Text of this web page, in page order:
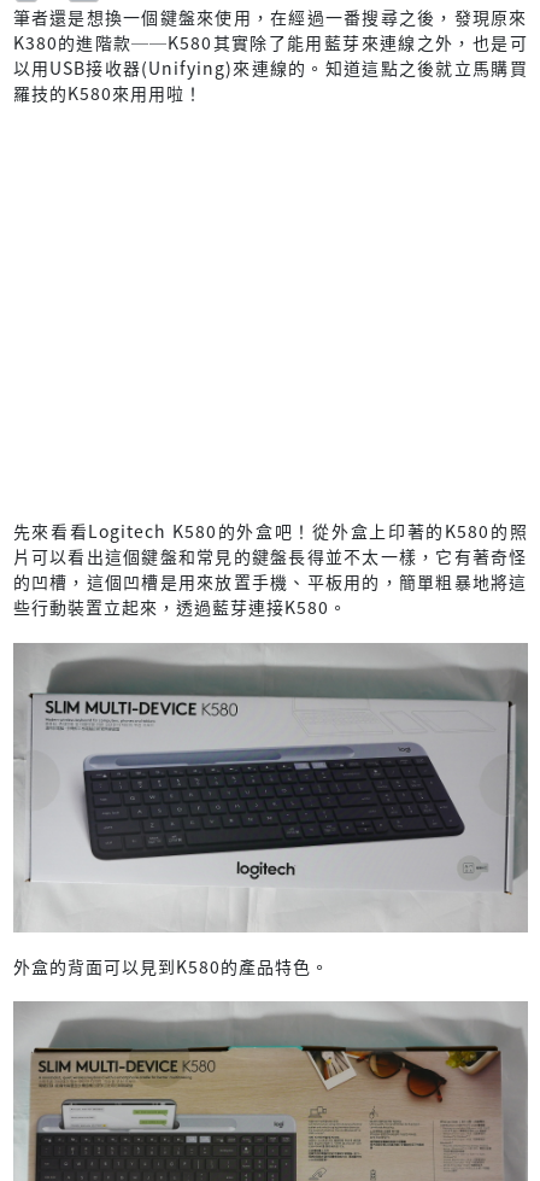
筆者還是想換一個鍵盤來使用，在經過一番搜尋之後，發現原來
K380的進階款──K580其實除了能用藍芽來連線之外，也是可
以用USB接收器(Unifying)來連線的。知道這點之後就立馬購買
羅技的K580來用用啦！
先來看看Logitech K580的外盒吧！從外盒上印著的K580的照
片可以看出這個鍵盤和常見的鍵盤長得並不太一樣，它有著奇怪
的凹槽，這個凹槽是用來放置手機、平板用的，簡單粗暴地將這
些行動裝置立起來，透過藍芽連接K580。
外盒的背面可以見到K580的產品特色。